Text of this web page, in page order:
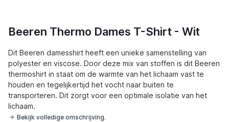
Beeren Thermo Dames T-Shirt - Wit
Dit Beeren damesshirt heeft een unieke samenstelling van
polyester en viscose. Door deze mix van stoffen is dit Beeren
thermoshirt in staat om de warmte van het lichaam vast te
houden en tegelijkertijd het vocht naar buiten te
transporteren. Dit zorgt voor een optimale isolatie van het
lichaam.
Bekijk volledige omschrijving.